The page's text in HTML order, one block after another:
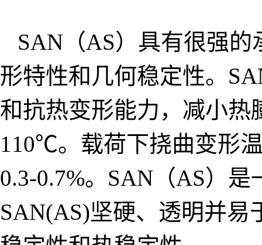
SAN（AS）具有很强的
形特性和几何稳定性。
和抗热变形能力，减小热
110℃。载荷下挠曲变形
0.3-0.7%。SAN（AS）
SAN(AS)坚硬、透明并易